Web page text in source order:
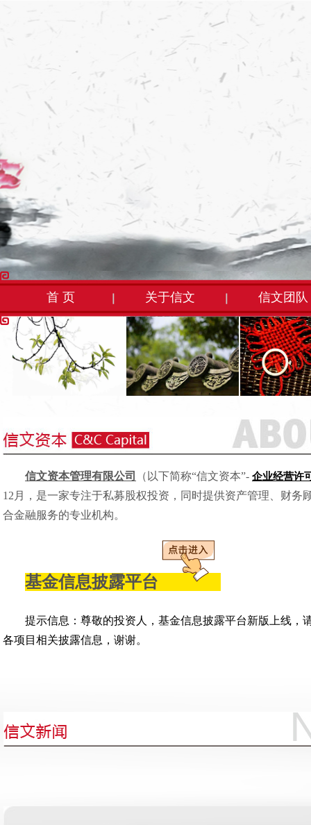
首 页 关于信文 信文团队
信文资本管理有限公司 （以下简称“信文资本”- 企业经营许
12月，是一家专注于私募股权投资，同时提供资产管理、财务
合金融服务的专业机构。
基金信息披露平台
提示信息：尊敬的投资人，基金信息披露平台新版上线，
各项目相关披露信息，谢谢。